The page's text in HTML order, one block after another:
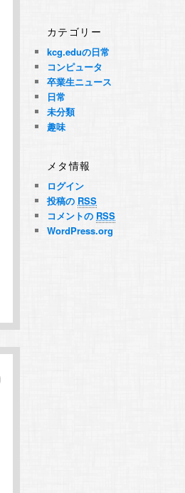
カテゴリー
kcg.eduの日常
コンピュータ
卒業生ニュース
日常
未分類
趣味
メタ情報
ログイン
投稿の RSS
コメントの RSS
WordPress.org